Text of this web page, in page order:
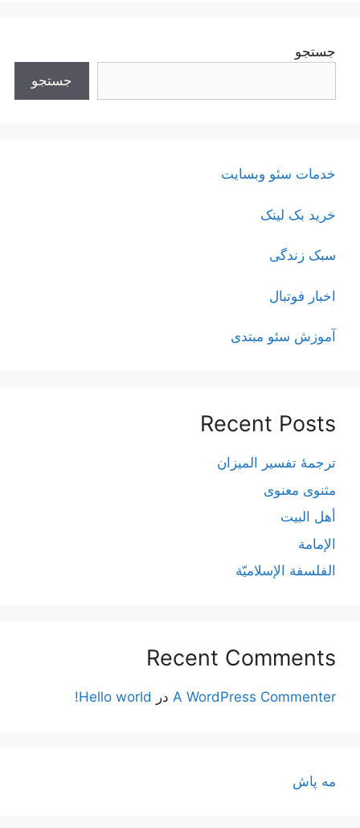
جستجو
جستجو
خدمات سئو وبسایت
خرید بک لینک
سبک زندگی
اخبار فوتبال
آموزش سئو مبتدی
Recent Posts
ترجمۀ تفسیر المیزان
مثنوی معنوی
أهل البيت
الإمامة
الفلسفة الإسلاميّة
Recent Comments
A WordPress Commenter در Hello world!
مه پاش